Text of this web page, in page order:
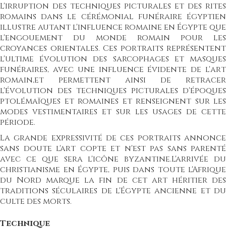
L'irruption des techniques picturales et des rites
romains dans le cérémonial funéraire égyptien
illustre autant l'influence romaine en Égypte que
l'engouement du monde romain pour les
croyances orientales. Ces portraits représentent
l'ultime évolution des sarcophages et masques
funéraires, avec une influence évidente de l'art
romain,et permettent ainsi de retracer
l'évolution des techniques picturales d'époques
ptolémaïques et romaines et renseignent sur les
modes vestimentaires et sur les usages de cette
période.
La grande expressivité de ces portraits annonce
sans doute l'art copte et n'est pas sans parenté
avec ce que sera l'icône byzantine.L'arrivée du
christianisme en Égypte, puis dans toute l'Afrique
du Nord marque la fin de cet art héritier des
traditions séculaires de l'Égypte ancienne et du
culte des morts.
Technique